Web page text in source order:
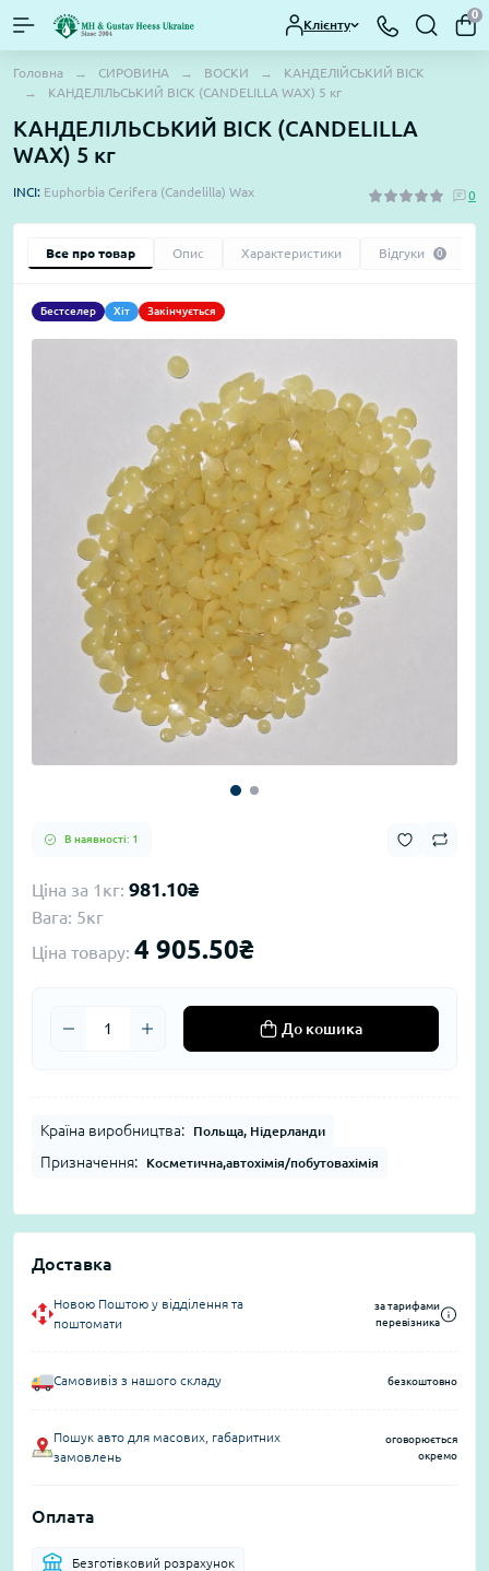
Клієнту
0
Головна СИРОВИНА ВОСКИ
КАНДЕЛІЙСЬКИЙ ВІСК
КАНДЕЛІЛЬСЬКИЙ ВІСК (CANDELILLA WAX) 5 кг
КАНДЕЛІЛЬСЬКИЙ ВІСК (CANDELILLA
WAX) 5 кг
INCI: Euphorbia Cerifera (Candelilla) Wax 0
Все про товар Опис Характеристики Відгуки 0
Бестселер Хіт Закінчується
В наявності: 1
Ціна за 1кг: 981.10₴
Вага: 5кг
Ціна товару: 4 905.50₴
До кошика
Країна виробництва: Польща, Нідерланди
Призначення: Косметична,автохімія/побутовахімія
Доставка
Новою Поштою у відділення та
поштомати
за тарифами
перевізника
Самовивіз з нашого складу безкоштовно
Пошук авто для масових, габаритних
замовлень
оговорюється
окремо
Оплата
Безготівковий розрахунок